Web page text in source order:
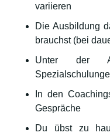
variieren
Die Ausbildung
brauchst (bei
Unter der
In den
Gespräche
Du übst zu